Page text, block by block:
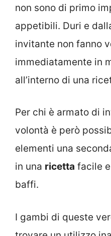
non sono di primo
appetibili. Duri e
invitante non fanno
immediatamente in
all’interno di una
Per chi è armato di
volontà è però
elementi una
in una ricetta facile
baffi.
I gambi di queste